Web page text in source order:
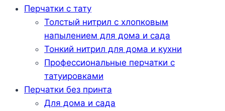
Перчатки с тату
Толстый нитрил с хлопковым
напылением для дома и сада
Тонкий нитрил для дома и кухни
Профессиональные перчатки с
татуировками
Перчатки без принта
Для дома и сада